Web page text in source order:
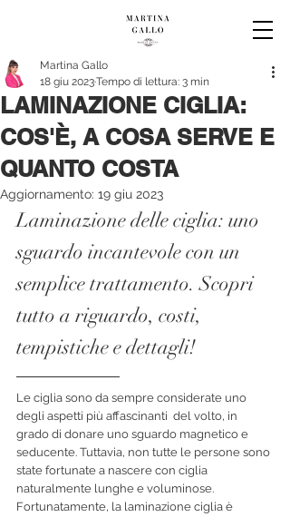
LAMINAZIONE CIGLIA:
COS'È, A COSA SERVE E
QUANTO COSTA
Martina Gallo
18 giu 2023Tempo di lettura: 3 min
Aggiornamento: 19 giu 2023
Laminazione delle ciglia: uno
sguardo incantevole con un
semplice trattamento. Scopri
tutto a riguardo, costi,
tempistiche e dettagli!
Le ciglia sono da sempre considerate uno
degli aspetti più affascinanti  del volto, in
grado di donare uno sguardo magnetico e
seducente. Tuttavia, non tutte le persone sono
state fortunate a nascere con ciglia
naturalmente lunghe e voluminose.
Fortunatamente, la laminazione ciglia è